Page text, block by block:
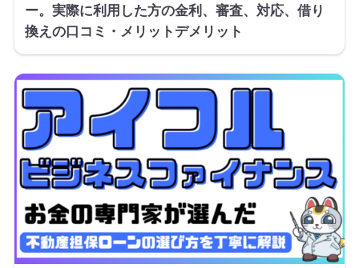
ー。実際に利用した方の金利、審査、対応、借り
換えの口コミ・メリットデメリット